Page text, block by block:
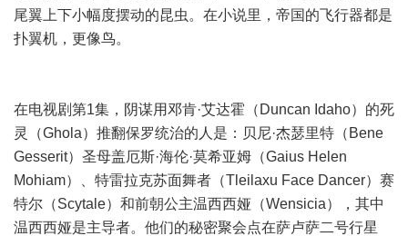
尾翼上下小幅度摆动的昆虫。在小说里，帝国的飞行器都是
扑翼机，更像鸟。
在电视剧第1集，阴谋用邓肯·艾达霍（Duncan Idaho）的死
灵（Ghola）推翻保罗统治的人是：贝尼·杰瑟里特（Bene
Gesserit）圣母盖厄斯·海伦·莫希亚姆（Gaius Helen
Mohiam）、特雷拉克苏面舞者（Tleilaxu Face Dancer）赛
特尔（Scytale）和前朝公主温西西娅（Wensicia），其中
温西西娅是主导者。他们的秘密聚会点在萨卢萨二号行星